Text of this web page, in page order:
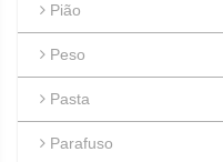
Pião
Peso
Pasta
Parafuso